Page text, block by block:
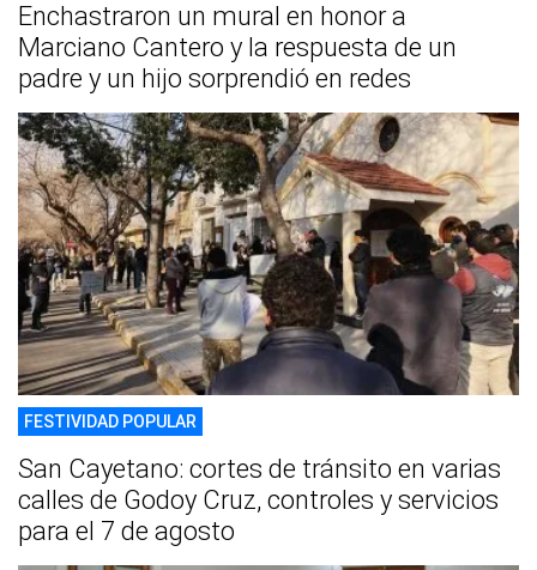
Enchastraron un mural en honor a
Marciano Cantero y la respuesta de un
padre y un hijo sorprendió en redes
FESTIVIDAD POPULAR
San Cayetano: cortes de tránsito en varias
calles de Godoy Cruz, controles y servicios
para el 7 de agosto